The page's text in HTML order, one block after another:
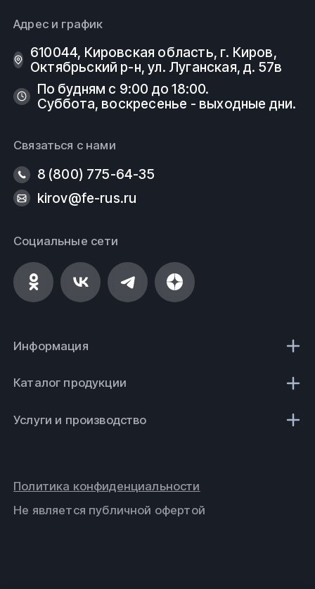
Адрес и график
610044, Кировская область, г. Киров, ​
Октябрьский р-н, ​ул. Луганская, д. 57в
По будням с 9:00 до 18:00.
Суббота, воскресенье - выходные дни.
Связаться с нами
8 (800) 775-64-35
kirov@fe-rus.ru
Социальные сети
Информация
Каталог продукции
Услуги и производство
Не является публичной офертой
Политика конфиденциальности